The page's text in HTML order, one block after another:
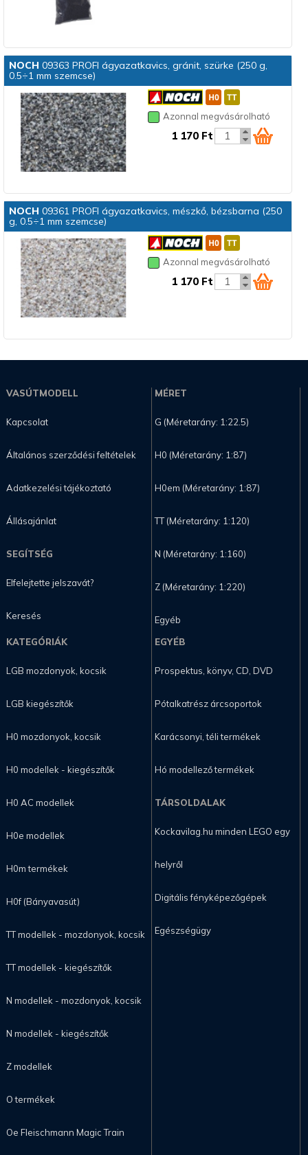
NOCH 09363 PROFI ágyazatkavics, gránit, szürke (250 g,
0.5÷1 mm szemcse)
Azonnal megvásárolható
1 170 Ft
NOCH 09361 PROFI ágyazatkavics, mészkő, bézsbarna (250
g, 0.5÷1 mm szemcse)
Azonnal megvásárolható
1 170 Ft
VASÚTMODELL
Kapcsolat
Általános szerződési feltételek
Adatkezelési tájékoztató
Állásajánlat
SEGÍTSÉG
Elfelejtette jelszavát?
Keresés
MÉRET
G (Méretarány: 1:22.5)
H0 (Méretarány: 1:87)
H0em (Méretarány: 1:87)
TT (Méretarány: 1:120)
N (Méretarány: 1:160)
Z (Méretarány: 1:220)
Egyéb
KATEGÓRIÁK
LGB mozdonyok, kocsik
LGB kiegészítők
H0 mozdonyok, kocsik
H0 modellek - kiegészítők
H0 AC modellek
H0e modellek
H0m termékek
H0f (Bányavasút)
TT modellek - mozdonyok, kocsik
TT modellek - kiegészítők
N modellek - mozdonyok, kocsik
N modellek - kiegészítők
Z modellek
O termékek
Oe Fleischmann Magic Train
EGYÉB
Prospektus, könyv, CD, DVD
Pótalkatrész árcsoportok
Karácsonyi, téli termékek
Hó modellező termékek
TÁRSOLDALAK
Kockavilag.hu minden LEGO egy
helyről
Digitális fényképezőgépek
Egészségügy